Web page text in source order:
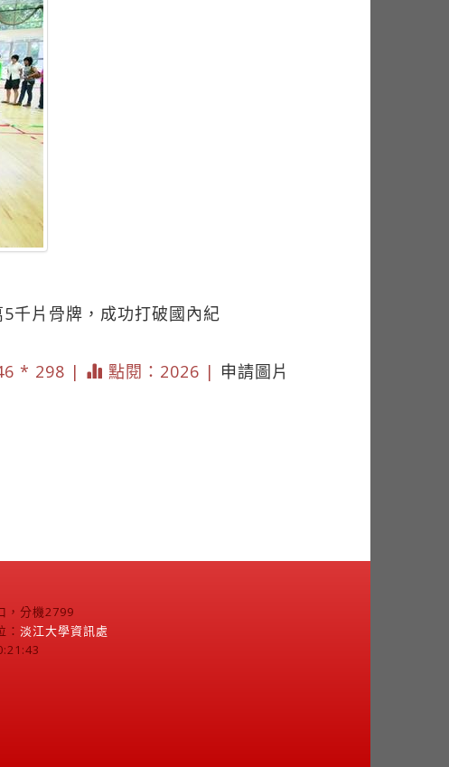
千片骨牌，成功打破國內紀
* 298 |
點閱：2026 | 申請圖片
，分機2799
淡江大學資訊處